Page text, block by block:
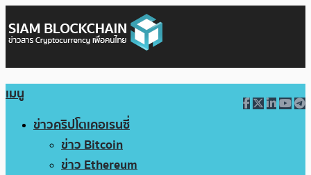
เมนู
ข่าวคริปโตเคอเรนซี่
ข่าว Bitcoin
ข่าว Ethereum